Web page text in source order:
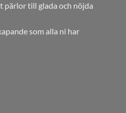
pärlor till glada och nöjda
som alla ni har